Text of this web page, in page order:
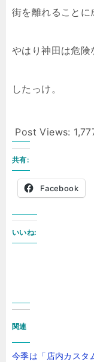
街を離れることに
やはり神田は危険
したっけ。
Post Views:
共有:
Facebook
いいね:
関連
今季は「店内カスタ